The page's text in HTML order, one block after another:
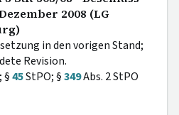
2008 (LG
in den vorigen Stand;
Revision.
§45StPO; §349Abs. 2 StPO